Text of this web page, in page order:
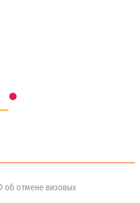
об отмене визовых